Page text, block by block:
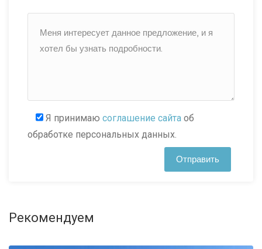
Я принимаю соглашение сайта об
обработке персональных данных.
Рекомендуем